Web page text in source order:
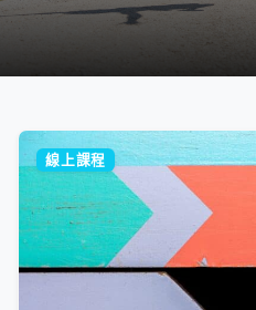
線上課程